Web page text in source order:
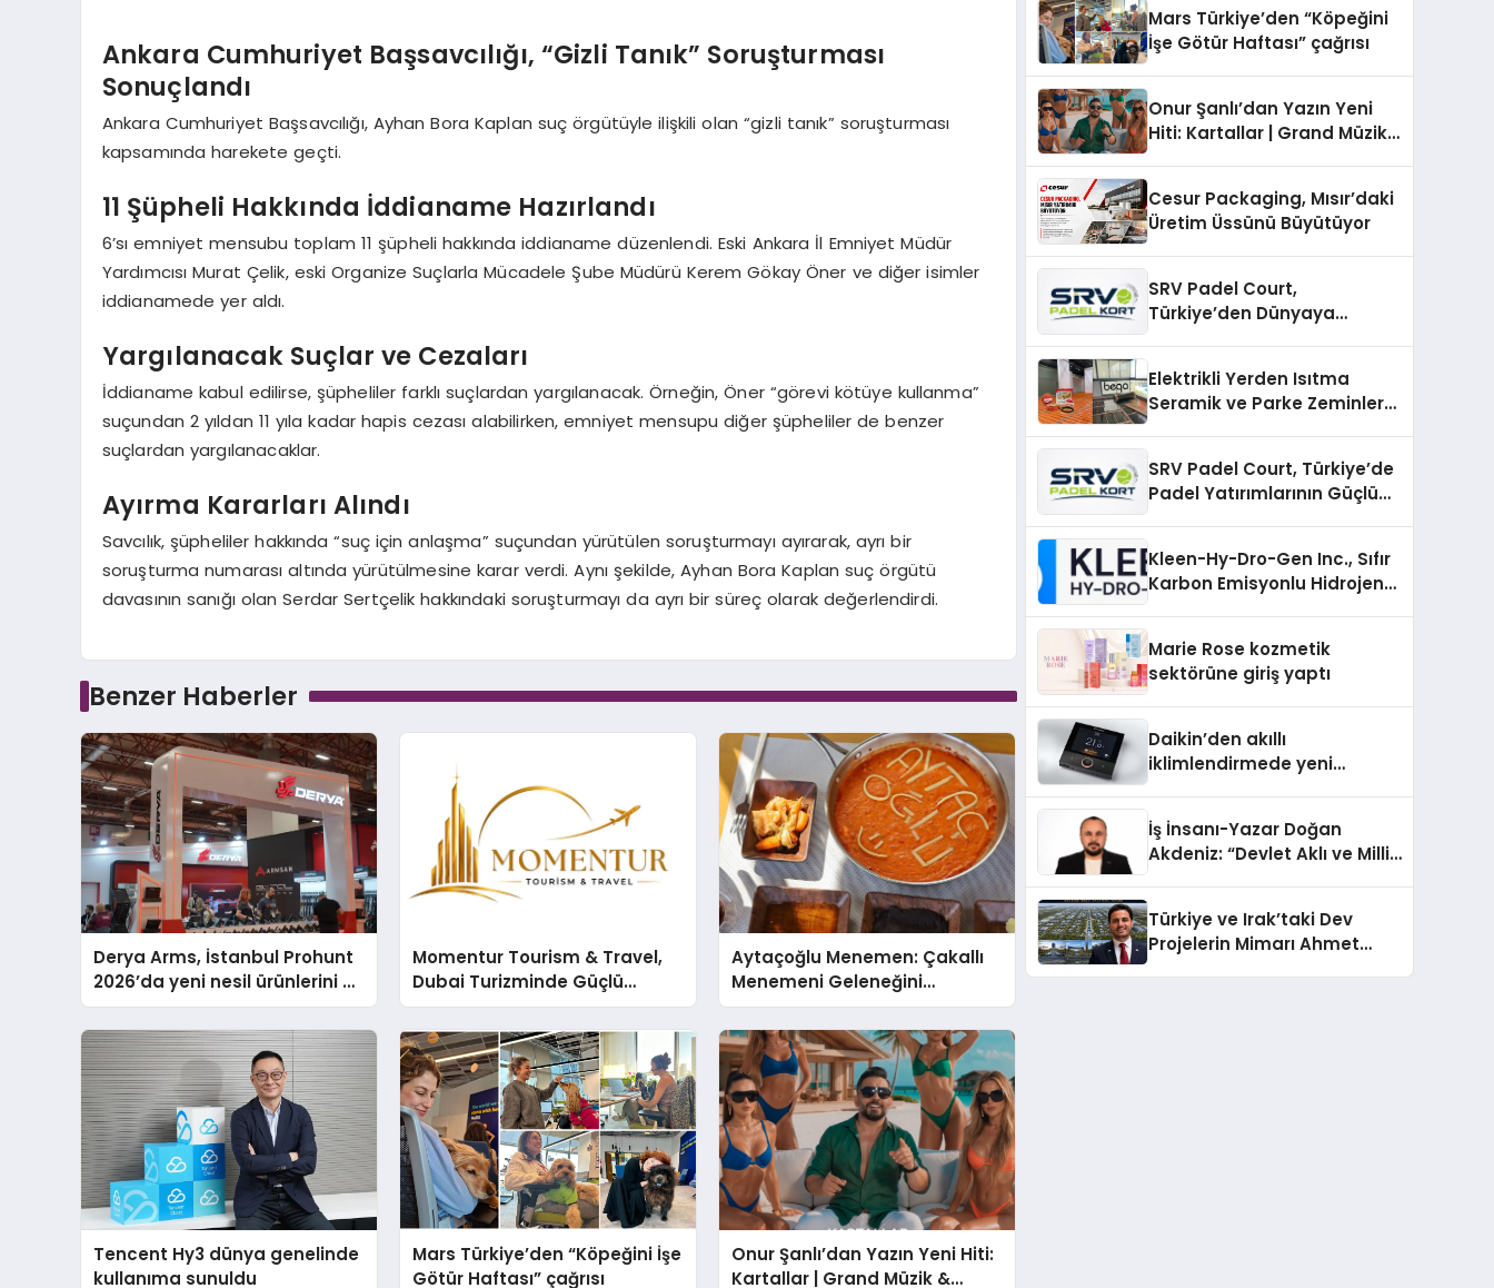
Ankara Cumhuriyet Başsavcılığı, “Gizli Tanık” Soruşturması
Sonuçlandı
Ankara Cumhuriyet Başsavcılığı, Ayhan Bora Kaplan suç örgütüyle ilişkili olan “gizli tanık” soruşturması
kapsamında harekete geçti.
11 Şüpheli Hakkında İddianame Hazırlandı
6’sı emniyet mensubu toplam 11 şüpheli hakkında iddianame düzenlendi. Eski Ankara İl Emniyet Müdür
Yardımcısı Murat Çelik, eski Organize Suçlarla Mücadele Şube Müdürü Kerem Gökay Öner ve diğer isimler
iddianamede yer aldı.
Yargılanacak Suçlar ve Cezaları
İddianame kabul edilirse, şüpheliler farklı suçlardan yargılanacak. Örneğin, Öner “görevi kötüye kullanma”
suçundan 2 yıldan 11 yıla kadar hapis cezası alabilirken, emniyet mensupu diğer şüpheliler de benzer
suçlardan yargılanacaklar.
Ayırma Kararları Alındı
Savcılık, şüpheliler hakkında “suç için anlaşma” suçundan yürütülen soruşturmayı ayırarak, ayrı bir
soruşturma numarası altında yürütülmesine karar verdi. Aynı şekilde, Ayhan Bora Kaplan suç örgütü
davasının sanığı olan Serdar Sertçelik hakkındaki soruşturmayı da ayrı bir süreç olarak değerlendirdi.
Benzer Haberler
Derya Arms, İstanbul Prohunt
2026’da yeni nesil ürünlerini ve
global marka vizyonunu
sergiledi
Momentur Tourism & Travel,
Dubai Turizminde Güçlü
Operasyon Ağıyla Fark
Yaratıyor
Aytaçoğlu Menemen: Çakallı
Menemeni Geleneğini
Yaşatan Aile İşletmesi
Tencent Hy3 dünya genelinde
kullanıma sunuldu
Mars Türkiye’den “Köpeğini İşe
Götür Haftası” çağrısı
Onur Şanlı’dan Yazın Yeni Hiti:
Kartallar | Grand Müzik &
Mars Türkiye’den “Köpeğini
İşe Götür Haftası” çağrısı
Onur Şanlı’dan Yazın Yeni
Hiti: Kartallar | Grand Müzik
Cesur Packaging, Mısır’daki
Üretim Üssünü Büyütüyor
SRV Padel Court,
Türkiye’den Dünyaya
Elektrikli Yerden Isıtma
Seramik ve Parke Zeminler
SRV Padel Court, Türkiye’de
Padel Yatırımlarının Güçlü
Kleen-Hy-Dro-Gen Inc., Sıfır
Karbon Emisyonlu Hidrojen
Aldı
Marie Rose kozmetik
sektörüne giriş yaptı
Daikin’den akıllı
iklimlendirmede yeni
İş İnsanı-Yazar Doğan
Akdeniz: “Devlet Aklı ve Milli
Türkiye ve Irak’taki Dev
Projelerin Mimarı Ahmet